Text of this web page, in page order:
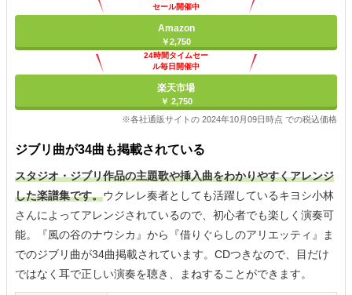
セール開催中
Amazon
￥2,750
24時間タイムセー
ル毎日開催中
楽天市場
￥ 2,750
※各社通販サイトの 2024年10月09日時点 での税込価格
ジブリ曲が34曲も掲載されている
スタジオ・ジブリ作品の主題歌や挿入曲をわかりやすくアレンジ
した楽譜集です。ウクレレ奏者としても活躍しているキヨシ小林
さんによってアレンジされているので、初心者でも楽しく演奏可
能。『風の谷のナウシカ』から『借りぐらしのアリエッティ』ま
でのジブリ曲が34曲掲載されています。CDつきなので、目だけ
ではなく耳で正しい演奏を聴き、まねすることができます。